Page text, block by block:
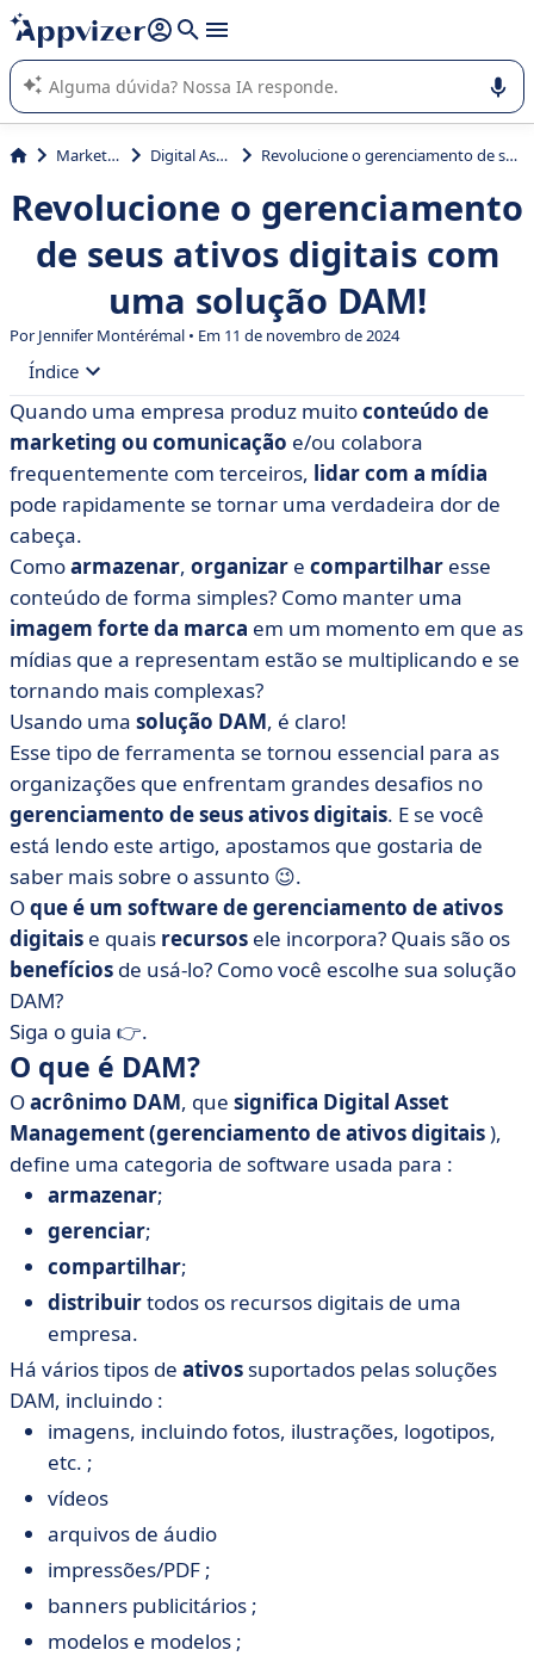
de nossa IA (várias linhas com
A IA do Appvizer o orienta no uso ou na seleção de software
SaaS para sua empresa.
Marketing Digital Assets Revolucione o gerenciamento de seus ativos digitais com uma solução DAM!
Revolucione o gerenciamento
de seus ativos digitais com
uma solução DAM!
PorJennifer Montérémal • Em 11 de novembro de 2024
Índice
• O que é DAM?
• A quem se destina uma solução DAM?
• Qual é a finalidade do software DAM em relação aos
desafios comerciais?
• 5 benefícios de uma solução DAM sob o microscópio
• Os principais recursos de um DAM de TI
• Quanto custa uma solução DAM?
• Como você escolhe seu software de gerenciamento
de ativos digitais?
• Por fim, como fazer com que seu projeto de DAM
seja um sucesso?
Quando uma empresa produz muitoconteúdo de
marketing ou comunicação e/ou colabora
frequentemente com terceiros, lidar com a mídia
pode rapidamente se tornar uma verdadeira dor de
cabeça.
Comoarmazenar, organizar e compartilhar esse
conteúdo de forma simples? Como manter uma
imagem forte da marca em um momento em que as
mídias que a representam estão se multiplicando e se
tornando mais complexas?
Usando uma solução DAM, é claro!
Esse tipo de ferramenta se tornou essencial para as
organizações que enfrentam grandes desafios no
gerenciamento de seus ativos digitais. E se você
está lendo este artigo, apostamos que gostaria de
saber mais sobre o assunto 😉.
Oque é um software de gerenciamento de ativos
digitais e quais recursos ele incorpora? Quais são os
benefícios de usá-lo? Como você escolhe sua solução
DAM?
Siga o guia 👉.
O que é DAM?
Oacrônimo DAM, que significa Digital Asset
Management (gerenciamento de ativos digitais),
define uma categoria de software usada para :
armazenar;
gerenciar;
compartilhar;
distribuirtodos os recursos digitais de uma
empresa.
Há vários tipos de ativos suportados pelas soluções
DAM, incluindo :
imagens, incluindo fotos, ilustrações, logotipos,
etc. ;
vídeos
arquivos de áudio
impressões/PDF ;
banners publicitários ;
modelos e modelos ;